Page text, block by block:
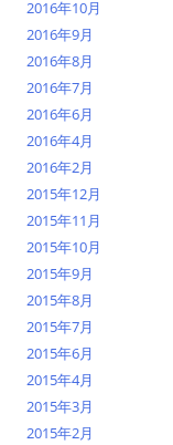
2016年10月
2016年9月
2016年8月
2016年7月
2016年6月
2016年4月
2016年2月
2015年12月
2015年11月
2015年10月
2015年9月
2015年8月
2015年7月
2015年6月
2015年4月
2015年3月
2015年2月